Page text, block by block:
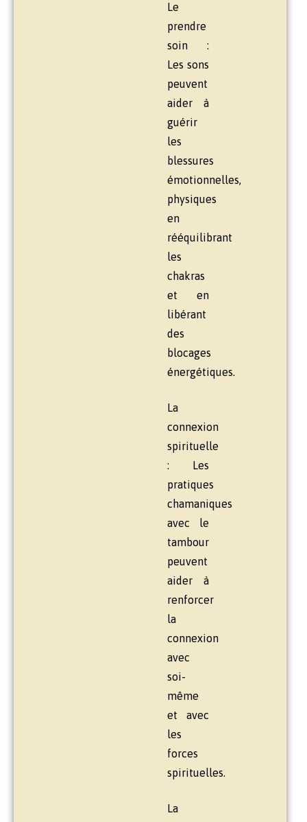
Le
prendre
soin :
Les sons
peuvent
aider à
guérir
les
blessures
émotionnelles,
physiques
en
rééquilibrant
les
chakras
et en
libérant
des
blocages
énergétiques.
La
connexion
spirituelle
: Les
pratiques
chamaniques
avec le
tambour
peuvent
aider à
renforcer
la
connexion
avec
soi-
même
et avec
les
forces
spirituelles.
La